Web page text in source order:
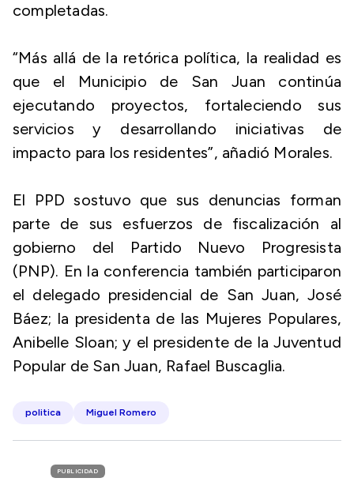
completadas.
“Más allá de la retórica política, la realidad es
que el Municipio de San Juan continúa
ejecutando proyectos, fortaleciendo sus
servicios y desarrollando iniciativas de
impacto para los residentes”, añadió Morales.
El PPD sostuvo que sus denuncias forman
parte de sus esfuerzos de fiscalización al
gobierno del Partido Nuevo Progresista
(PNP). En la conferencia también participaron
el delegado presidencial de San Juan, José
Báez; la presidenta de las Mujeres Populares,
Anibelle Sloan; y el presidente de la Juventud
Popular de San Juan, Rafael Buscaglia.
politica Miguel Romero
PUBLICIDAD